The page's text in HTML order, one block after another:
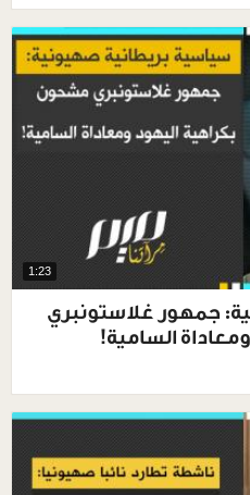
1:23
جمهور غلاستونبري
السامية!